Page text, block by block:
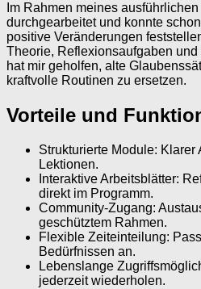
Im Rahmen meines
durchgearbeitet und konnte
positive Veränderungen
Theorie, Reflexionsaufgaben
hat mir geholfen, alte
kraftvolle Routinen zu ersetzen.
Vorteile und
Strukturierte Module:
Lektionen.
Interaktive Arbeitsblätter:
direkt im Programm.
Community-Zugang:
geschütztem Rahmen.
Flexible Zeiteinteilung:
Bedürfnissen an.
Lebenslange
jederzeit wiederholen.